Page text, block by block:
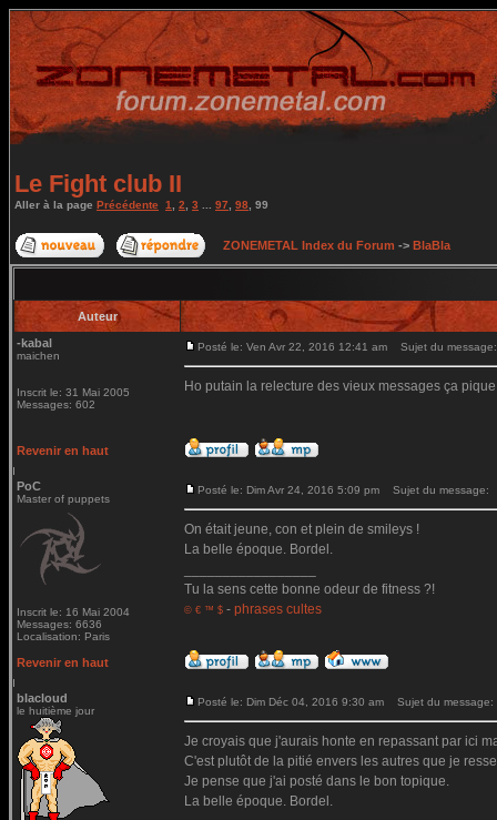
Le Fight club II
Aller à la page Précédente 1 2 3 97 98 99
ZONEMETAL Index du Forum -> BlaBla
Auteur
-kabal
maichen
Inscrit le: 31 Mai 2005
Messages: 602
Posté le: Ven Avr 22, 2016 12:41 am Sujet du message:
Ho putain la relecture des vieux messages ça
Revenir en haut
PoC
Master of puppets
Inscrit le: 16 Mai 2004
Messages: 6636
Localisation: Paris
Posté le: Dim Avr 24, 2016 5:09 pm Sujet du message:
On était jeune, con et plein de smileys !
La belle époque. Bordel.
Tu la sens cette bonne odeur de fitness ?!
© € ™ $ - phrases cultes
Revenir en haut
blacloud
le huitième jour
Posté le: Dim Déc 04, 2016 9:30 am Sujet du message:
Je croyais que j'aurais honte en repassant par ici
C'est plutôt de la pitié envers les autres que je
Je pense que j'ai posté dans le bon topique.
La belle époque. Bordel.